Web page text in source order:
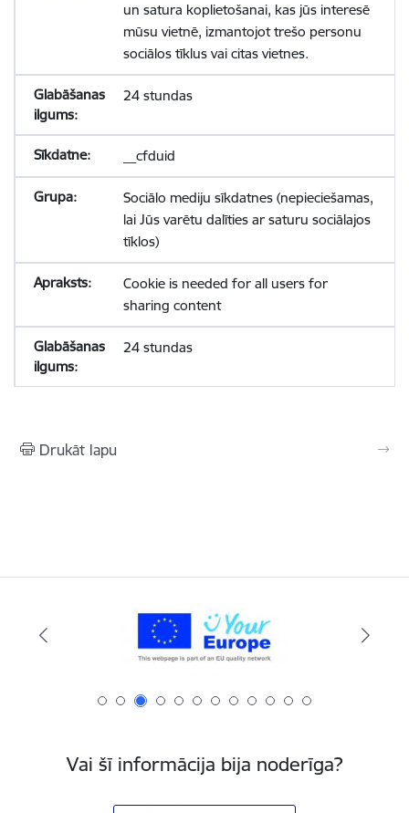
un satura koplietošanai, kas jūs interesē
mūsu vietnē, izmantojot trešo personu
sociālos tīklus vai citas vietnes.
24 stundas
__cfduid
Sociālo mediju sīkdatnes (nepieciešamas,
lai Jūs varētu dalīties ar saturu sociālajos
tīklos)
Cookie is needed for all users for
sharing content
24 stundas
Drukāt lapu
Vai šī informācija bija noderīga?